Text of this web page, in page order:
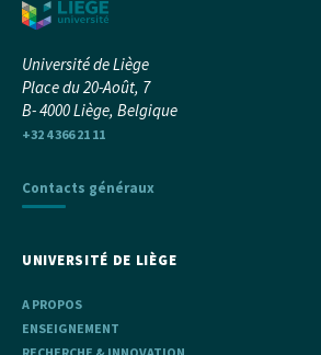
Université de Liège
Place du 20-Août, 7
B- 4000 Liège, Belgique
+32 4 366 21 11
Contacts généraux
UNIVERSITÉ DE LIÈGE
A PROPOS
ENSEIGNEMENT